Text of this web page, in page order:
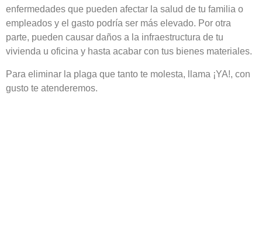
enfermedades que pueden afectar la salud de tu familia o
empleados y el gasto podría ser más elevado. Por otra
parte, pueden causar daños a la infraestructura de tu
vivienda u oficina y hasta acabar con tus bienes materiales.
Para eliminar la plaga que tanto te molesta, llama ¡YA!, con
gusto te atenderemos.